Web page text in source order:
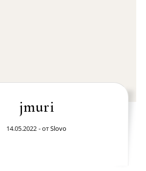
jmuri
14.05.2022 - отSlovo